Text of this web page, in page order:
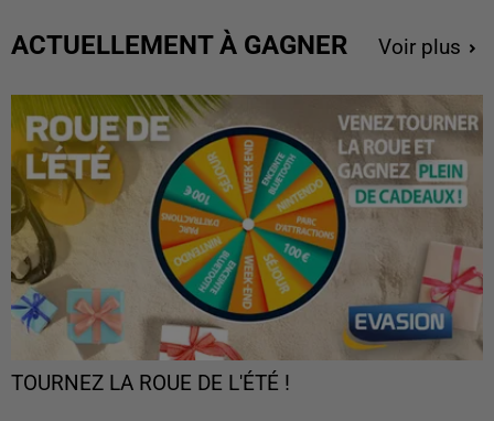
ACTUELLEMENT À GAGNER Voir plus
TOURNEZ LA ROUE DE L'ÉTÉ !